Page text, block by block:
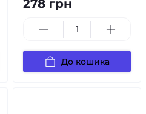
278 грн
До кошика